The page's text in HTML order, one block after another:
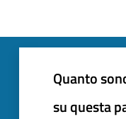
Quanto
su questa